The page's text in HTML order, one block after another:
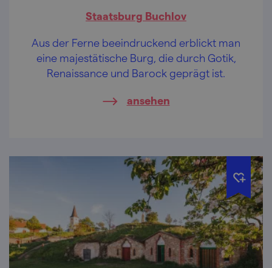
Staatsburg Buchlov
Aus der Ferne beeindruckend erblickt man
eine majestätische Burg, die durch Gotik,
Renaissance und Barock geprägt ist.
ansehen